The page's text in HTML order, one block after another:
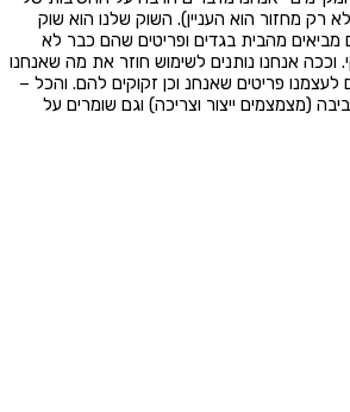
רק מחזור הוא העניין). השוק שלנו הוא שוק
מביאים מהבית בגדים ופריטים שהם כבר לא
וככה אנחנו נותנים לשימוש חוזר את מה שאנחנו
לעצמנו פריטים שאנחנ וכן זקוקים להם. והכל –
(מצמצמים ייצור וצריכה) וגם שומרים על